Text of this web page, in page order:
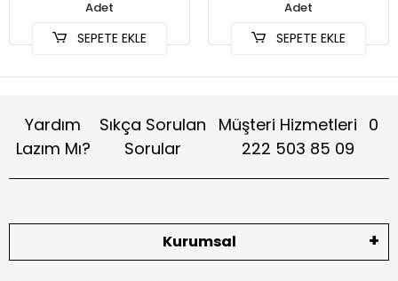
Adet
SEPETE EKLE
Adet
SEPETE EKLE
Yardım
Lazım Mı?
Sıkça Sorulan
Sorular
Müşteri Hizmetleri 0
222 503 85 09
Kurumsal